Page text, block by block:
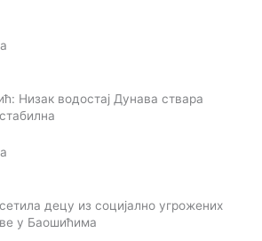
Низак водостај Дунава ствара
децу из социјално угрожених
у Баошићима